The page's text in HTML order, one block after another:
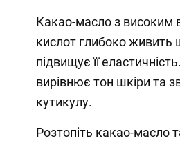
Какао-масло з високим
кислот глибоко живить
підвищує її
вирівнює тон шкіри та
кутикулу.
Розтопіть какао-масло